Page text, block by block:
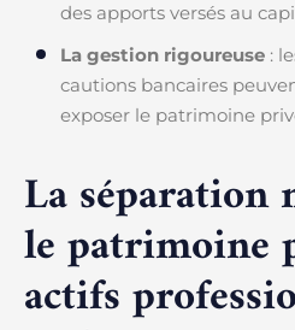
des apports versés au
La gestion rigoureuse :
cautions bancaires
exposer le patrimoine
La séparation
le patrimoine
actifs